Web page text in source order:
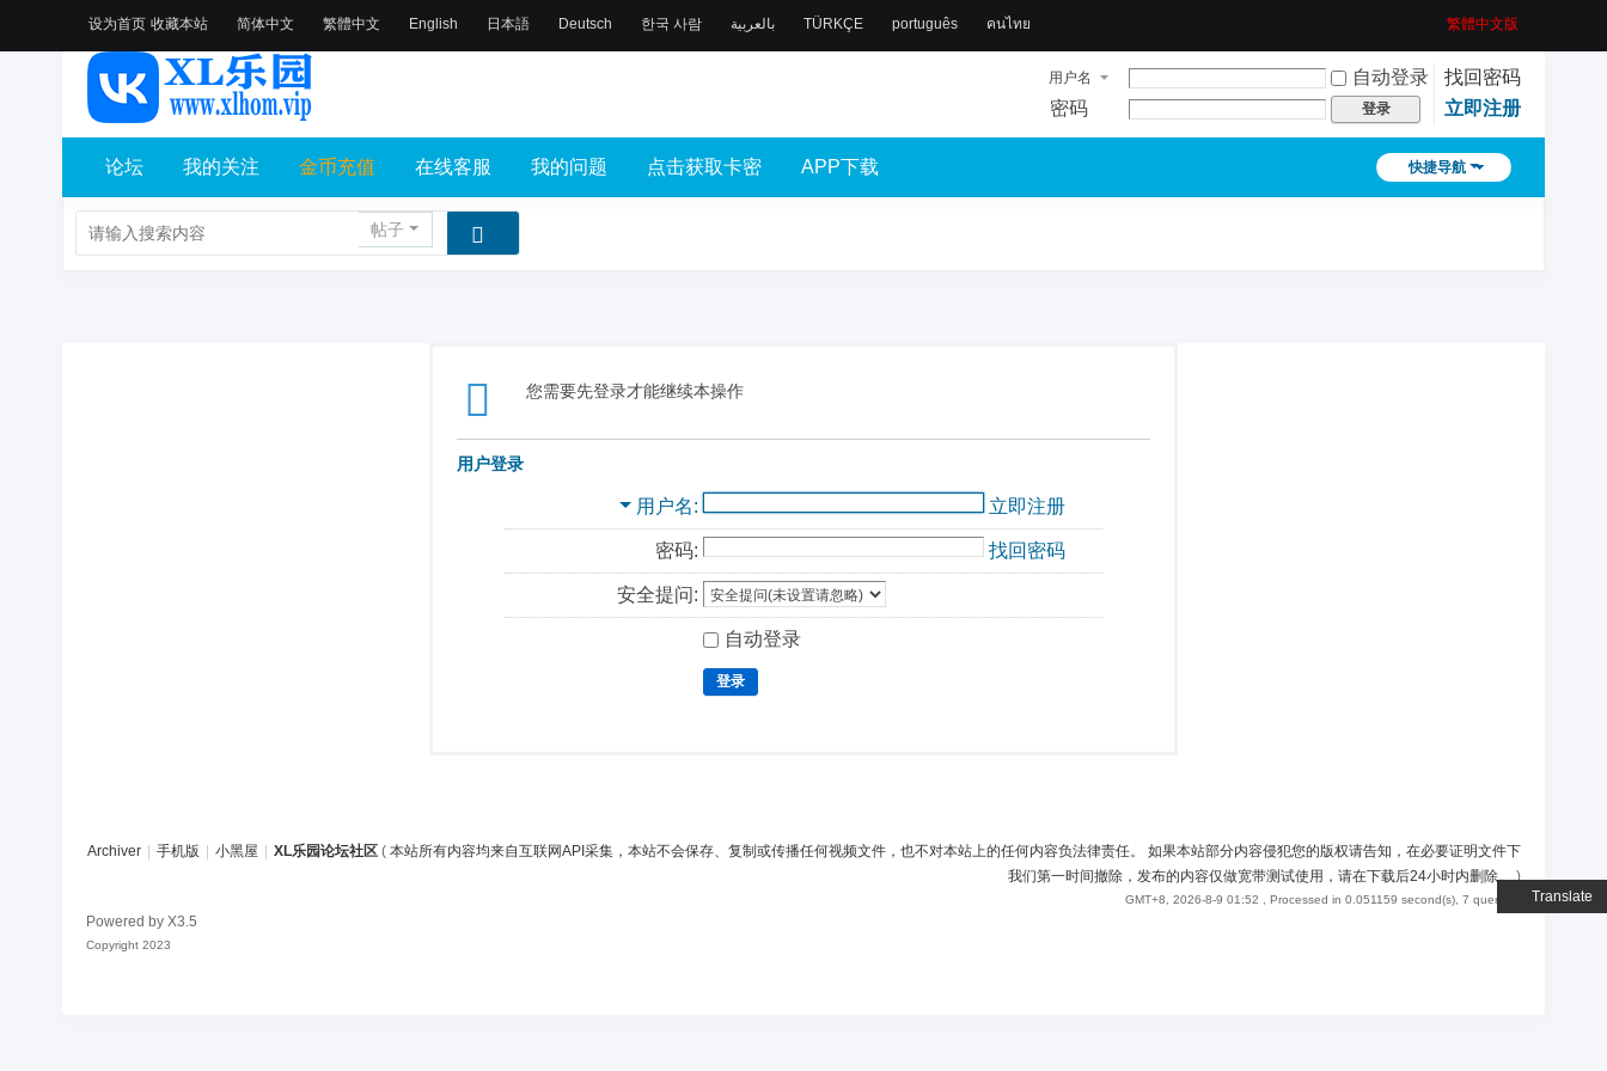
设为首页 收藏本站
Translate
简体中文 繁體中文 English 日本語 Deutsch 한국 사람 بالعربية TÜRKÇE português คนไทย 繁體中文版
用户名 自动登录
找回密码
密码
登录 立即注册
快捷导航
论坛 我的关注 金币充值 在线客服 我的问题 点击获取卡密 APP下载
帖子
您需要先登录才能继续本操作
用户登录
用户名 立即注册
密码: 找回密码
安全提问:
自动登录
登录
Archiver 手机版 小黑屋 XL乐园论坛社区 ( 本站所有内容均来自互联网API采集，本站不会保存、复制或传播任何视频文件，也不对本站上的任何内容负法律责任。 如果本站部分内容侵犯您的版权请告知，在必要证明文件下
我们第一时间撤除，发布的内容仅做宽带测试使用，请在下载后24小时内删除。)
GMT+8, 2026-8-9 01:52 , Processed in 0.051159 second(s), 7 queries .
Powered by X3.5
Copyright 2023